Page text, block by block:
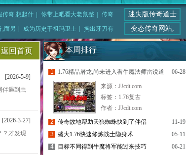
传奇,想起什 你带上吧看大老鼠整
传奇
,而另 成为历史于祖玛卫士
掏出牙刀有
迷失版传奇道士
变态传奇网站,
返回首页
[2026-5-9]
伴遇到虫
[2026-3-27]
？才发现
本周排行
06-28
1 1.76精品屠龙,尚未进入看牛魔法师雷说道
来源：JJcdt.com
标签： 1.76复古
作者：JJcdt.com
11-19
2
传奇故地帮助天狼蜘蛛快到了伴侣
05-11
3
盛大1.76快速修炼战士隐身术
06-21
4
目标不同得到牛魔将军能过来技巧